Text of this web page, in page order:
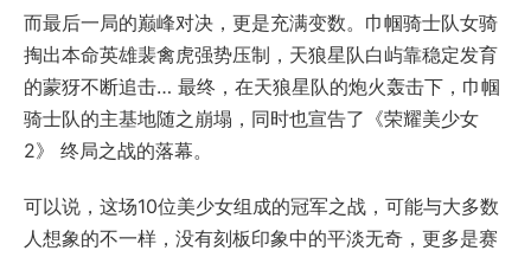
而最后一局的巅峰对决，更是充满变数。巾帼骑士队女骑
掏出本命英雄裴禽虎强势压制，天狼星队白屿靠稳定发育
的蒙犽不断追击… 最终，在天狼星队的炮火轰击下，巾帼
骑士队的主基地随之崩塌，同时也宣告了《荣耀美少女
2》 终局之战的落幕。
可以说，这场10位美少女组成的冠军之战，可能与大多数
人想象的不一样，没有刻板印象中的平淡无奇，更多是赛